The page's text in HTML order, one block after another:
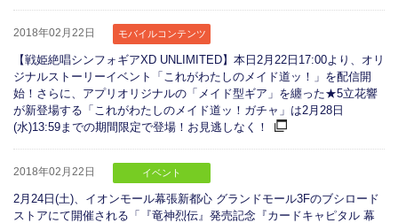
2018年02月22日 モバイルコンテンツ
【戦姫絶唱シンフォギアXD UNLIMITED】本日2月22日17:00より、オリ
ジナルストーリーイベント「これがわたしのメイド道ッ！」を配信開
始！さらに、アプリオリジナルの「メイド型ギア」を纏った★5立花響
が新登場する「これがわたしのメイド道ッ！ガチャ」は2月28日
(水)13:59までの期間限定で登場！お見逃しなく！
2018年02月22日 イベント
2月24日(土)、イオンモール幕張新都心 グランドモール3Fのブシロード
ストアにて開催される「『竜神烈伝』発売記念『カードキャピタル 幕